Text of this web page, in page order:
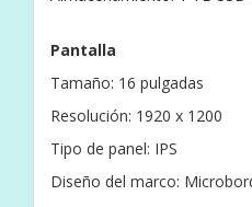
Pantalla
Tamaño: 16 pulgadas
Resolución: 1920 x 1200
Tipo de panel: IPS
Diseño del marco: